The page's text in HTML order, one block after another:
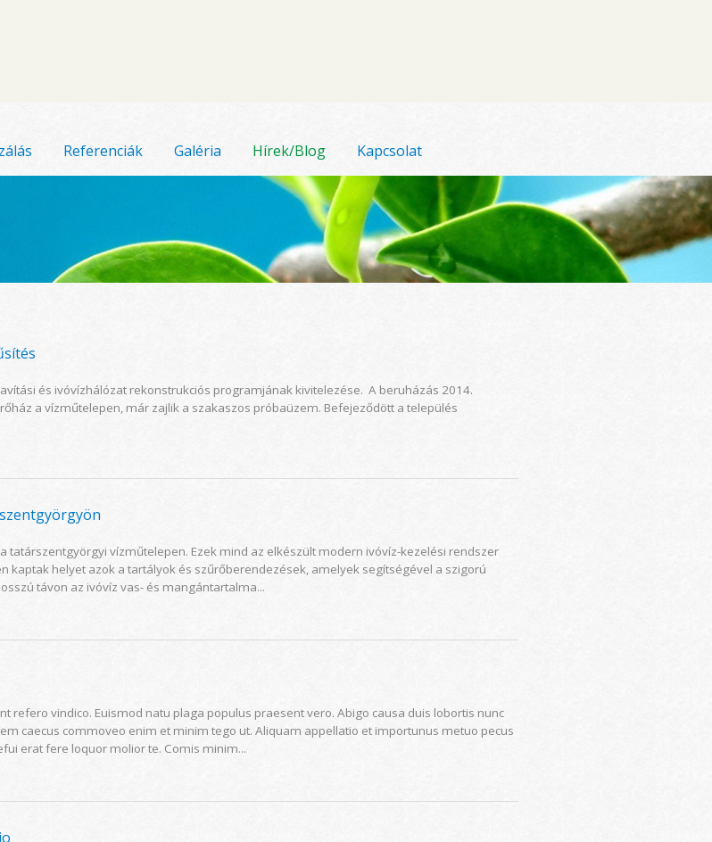
Referenciák Galéria Hírek/Blog Kapcsolat
és ivóvízhálózat rekonstrukciós programjának kivitelezése. A beruházás 2014.
a vízműtelepen, már zajlik a szakaszos próbaüzem. Befejeződött a település
tatárszentgyörgyi vízműtelepen. Ezek mind az elkészült modern ivóvíz-kezelési rendszer
kaptak helyet azok a tartályok és szűrőberendezések, amelyek segítségével a szigorú
távon az ivóvíz vas- és mangántartalma...
refero vindico. Euismod natu plaga populus praesent vero. Abigo causa duis lobortis nunc
caecus commoveo enim et minim tego ut. Aliquam appellatio et importunus metuo pecus
erat fere loquor molior te. Comis minim...